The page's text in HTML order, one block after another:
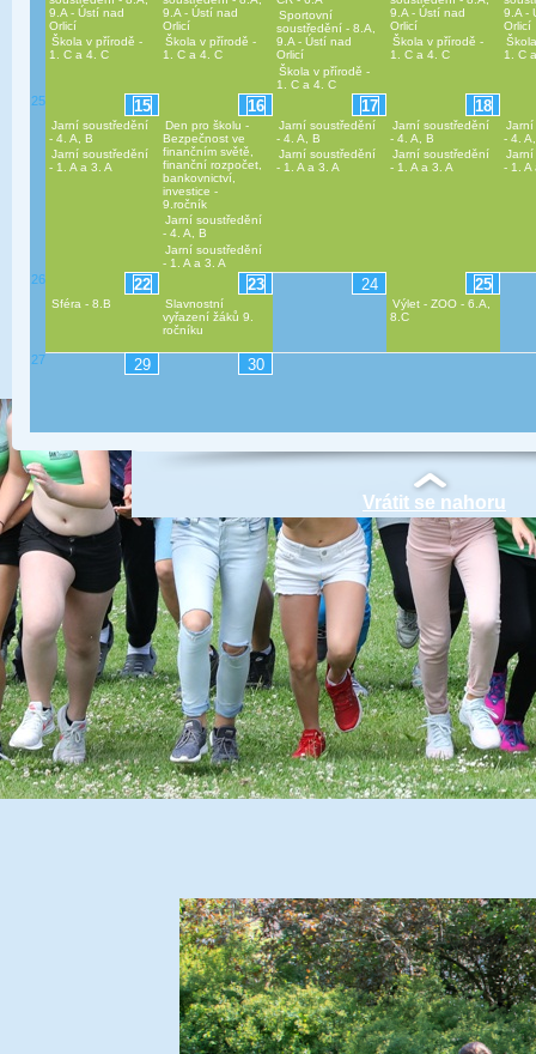
9.A - Ústí nad
Orlicí
Škola v přírodě -
1. C a 4. C
9.A - Ústí nad
Orlicí
Škola v přírodě -
1. C a 4. C
Sportovní
soustředění - 8.A,
9.A - Ústí nad
Orlicí
Škola v přírodě -
1. C a 4. C
9.A - Ústí nad
Orlicí
Škola v přírodě -
1. C a 4. C
9.A -
Orlicí
1. C
25 15
Jarní soustředění
- 4. A, B
Jarní soustředění
- 1. A a 3. A
16
Den pro školu -
Bezpečnost ve
finančním světě,
finanční rozpočet,
bankovnictví,
investice -
9.ročník
Jarní soustředění
- 4. A, B
Jarní soustředění
- 1. A a 3. A
17
Jarní soustředění
- 4. A, B
Jarní soustředění
- 1. A a 3. A
18
Jarní soustředění
- 4. A, B
Jarní soustředění
- 1. A a 3. A
- 4.
- 1. A
26 22
Sféra - 8.B
23
Slavnostní
vyřazení žáků 9.
ročníku
24 25
Výlet - ZOO - 6.A,
8.C
27 29 30
Vrátit se nahoru